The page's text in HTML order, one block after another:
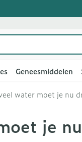
Haar en Hoofd
Afslanken
Zwangerschap
Geheugen
Aromatherapie
Lenzen en
Insecten
Maag darm
Geneesmiddelen
water moet je nu
je